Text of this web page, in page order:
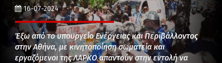
16-07-2024
Έξω από το υπουργείο Ενέργειας και Περιβάλλοντος
στην Αθήνα, με κινητοποίηση σωματεία και
εργαζόμενοι της ΛΑΡΚΟ απαντούν στην εντολή να